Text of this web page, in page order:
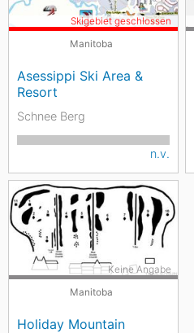
Manitoba
Asessippi Ski Area &
Resort
Skigebiet geschlossen
Schnee Berg
n.v.
Manitoba
Holiday Mountain
Keine Angabe